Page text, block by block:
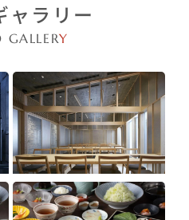
ャラリー
GALLERY